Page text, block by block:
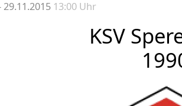
29.11.2015 13:00 Uhr
KSV